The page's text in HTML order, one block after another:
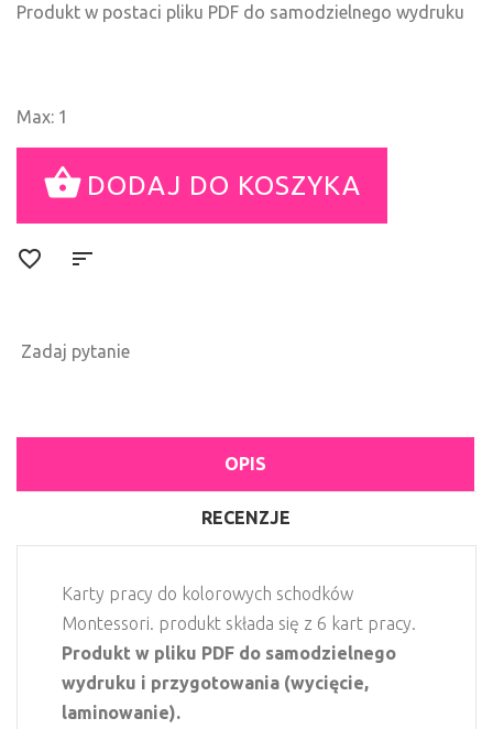
Produkt w postaci pliku PDF do samodzielnego wydruku
Max: 1
Zadaj pytanie
OPIS
RECENZJE
Karty pracy do kolorowych schodków
Montessori. produkt składa się z 6 kart pracy.
Produkt w pliku PDF do samodzielnego
wydruku i przygotowania (wycięcie,
laminowanie).